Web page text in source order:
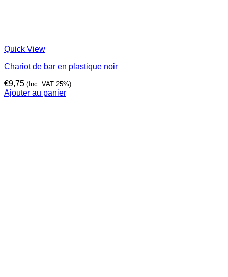
Quick View
Chariot de bar en plastique noir
€9,75 (Inc. VAT 25%)
Ajouter au panier